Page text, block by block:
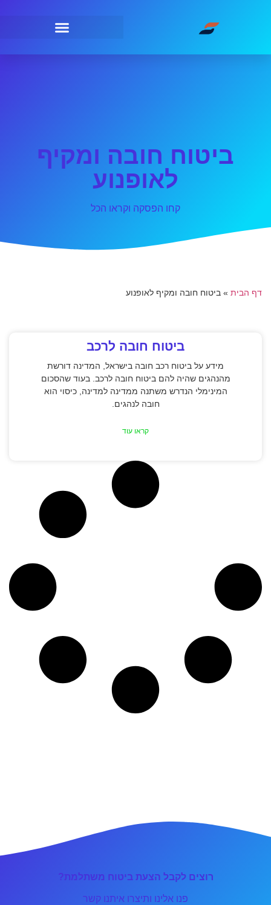
ביטוח חובה ומקיף
לאופנוע
קחו הפסקה וקראו הכל
דף הבית » ביטוח חובה ומקיף לאופנוע
ביטוח חובה לרכב
מידע על ביטוח רכב חובה בישראל, המדינה דורשת
מהנהגים שהיה להם ביטוח חובה לרכב. בעוד שהסכום
המינימלי הנדרש משתנה ממדינה למדינה, כיסוי הוא
חובה לנהגים.
קראו עוד
רוצים לקבל הצעת ביטוח משתלמת?
פנו אלינו ותיצרו איתנו קשר